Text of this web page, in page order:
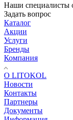
Наши специалисты
Задать вопрос
Каталог
Акции
Услуги
Бренды
Компания
О LITOKOL
Новости
Контакты
Партнеры
Документы